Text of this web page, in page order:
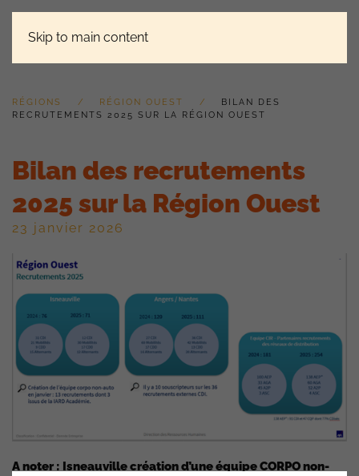
Skip to main content
RÉGIONS RÉGION OUEST
BILAN DES
RECRUTEMENTS 2025 SUR LA RÉGION OUEST
Bilan des recrutements
2025 sur la Région Ouest
23 janvier 2026
A noter : Isneauville création d’une équipe CORPO non-